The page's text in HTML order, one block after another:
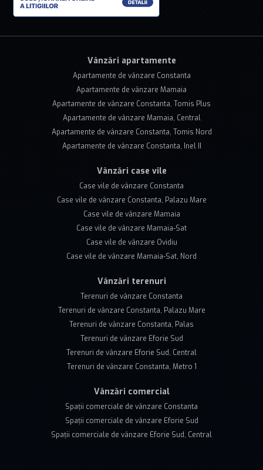
Vânzări apartamente
Apartamente de vânzare Constanta
Apartamente de vânzare Mamaia
Apartamente de vânzare Constanta, Tomis Plus
Apartamente de vânzare Mamaia, Central
Apartamente de vânzare Constanta, Tomis Nord
Apartamente de vânzare Constanta, Inel II
Vânzări case vile
Case vile de vânzare Constanta
Case vile de vânzare Constanta, Palazu Mare
Case vile de vânzare Mamaia
Case vile de vânzare Mamaia-Sat
Case vile de vânzare Ovidiu
Case vile de vânzare Mamaia-Sat, Nord
Vânzări terenuri
Terenuri de vânzare Constanta
Terenuri de vânzare Constanta, Palazu Mare
Terenuri de vânzare Constanta, Palas
Terenuri de vânzare Eforie Sud
Terenuri de vânzare Eforie Sud, Central
Terenuri de vânzare Constanta, Metro 1
Vânzări comercial
Spații comerciale de vânzare Constanta
Spații comerciale de vânzare Eforie Sud
Spații comerciale de vânzare Eforie Sud, Central